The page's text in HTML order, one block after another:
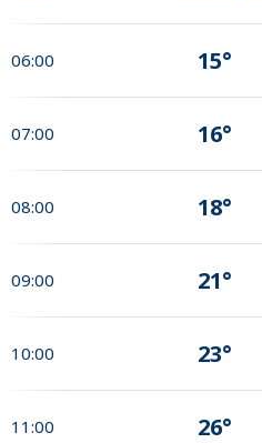
06:00 15°
07:00 16°
08:00 18°
09:00 21°
10:00 23°
11:00 26°